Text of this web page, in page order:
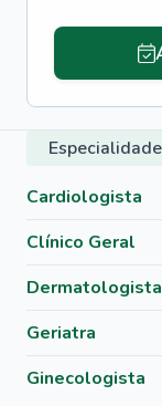
Cardiologista
Clínico Geral
Dermatologista
Geriatra
Ginecologista